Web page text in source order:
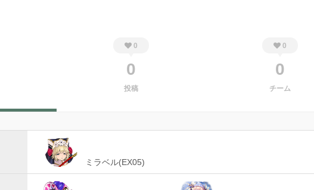
0
0
投稿
0
0
チーム
ミラベル(EX05)